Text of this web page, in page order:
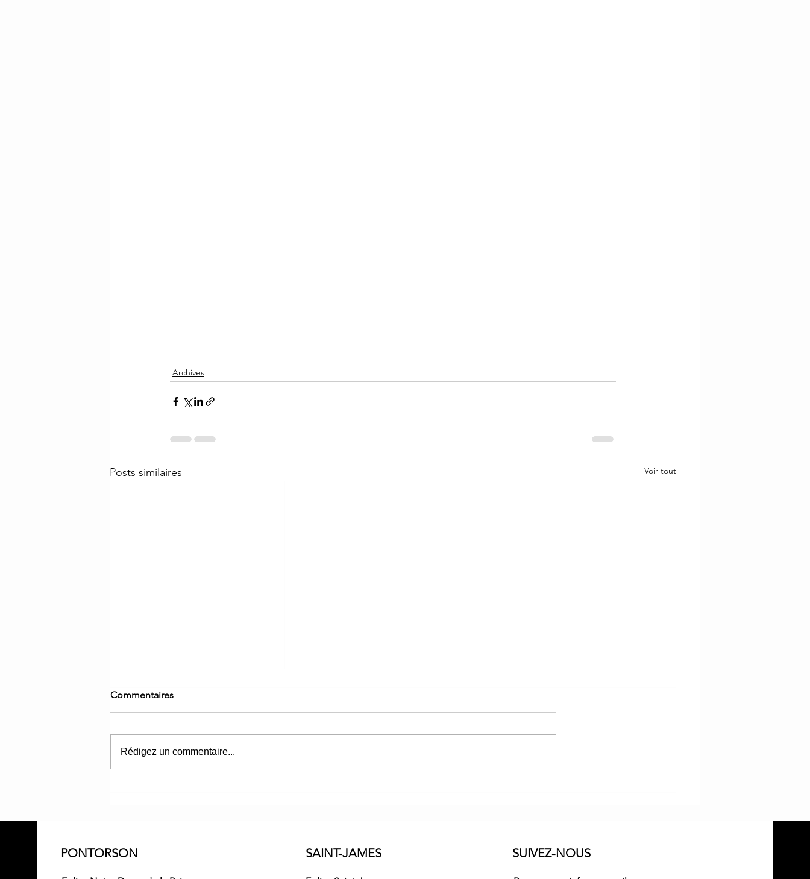
Archives
Posts similaires Voir tout
Programme du Carême
Commentaires
Rédigez un commentaire...
PONTORSON SAINT-JAMES SUIVEZ-NOUS